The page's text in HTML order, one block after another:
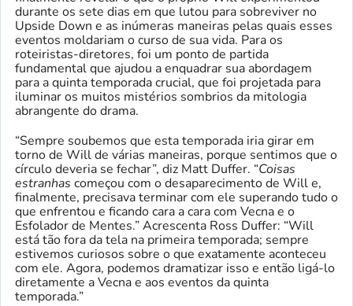
durante os sete dias em que lutou para sobreviver no
Upside Down e as inúmeras maneiras pelas quais esses
eventos moldariam o curso de sua vida. Para os
roteiristas-diretores, foi um ponto de partida
fundamental que ajudou a enquadrar sua abordagem
para a quinta temporada crucial, que foi projetada para
iluminar os muitos mistérios sombrios da mitologia
abrangente do drama.
“Sempre soubemos que esta temporada iria girar em
torno de Will de várias maneiras, porque sentimos que o
círculo deveria se fechar”, diz Matt Duffer. “Coisas
estranhas começou com o desaparecimento de Will e,
finalmente, precisava terminar com ele superando tudo o
que enfrentou e ficando cara a cara com Vecna ​​e o
Esfolador de Mentes.” Acrescenta Ross Duffer: “Will
está tão fora da tela na primeira temporada; sempre
estivemos curiosos sobre o que exatamente aconteceu
com ele. Agora, podemos dramatizar isso e então ligá-lo
diretamente a Vecna ​​e aos eventos da quinta
temporada.”